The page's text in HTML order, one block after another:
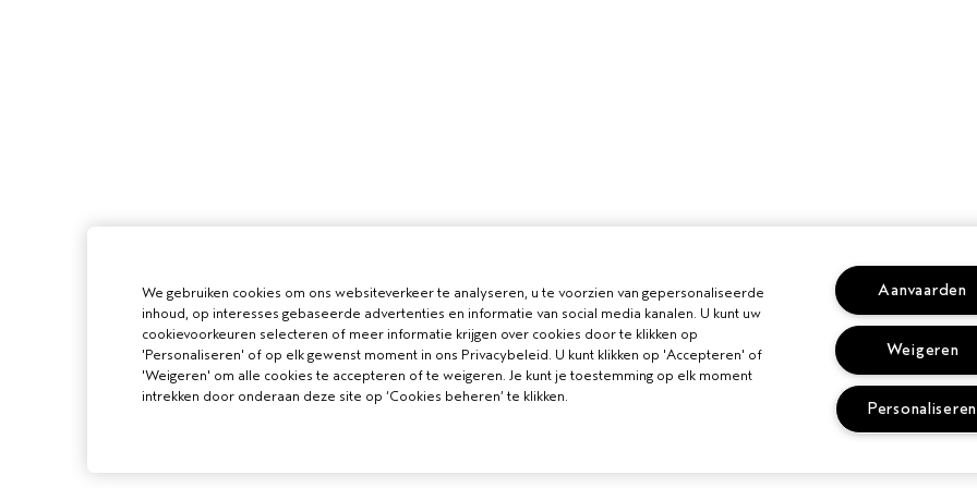
We gebruiken cookies om ons websiteverkeer te analyseren, u te voorzien van gepersonaliseerde
inhoud, op interesses gebaseerde advertenties en informatie van social media kanalen. U kunt uw
cookievoorkeuren selecteren of meer informatie krijgen over cookies door te klikken op
'Personaliseren' of op elk gewenst moment in ons Privacybeleid. U kunt klikken op 'Accepteren' of
'Weigeren' om alle cookies te accepteren of te weigeren. Je kunt je toestemming op elk moment
intrekken door onderaan deze site op ‘Cookies beheren’ te klikken.
Aanvaarden
Weigeren
Personaliseren